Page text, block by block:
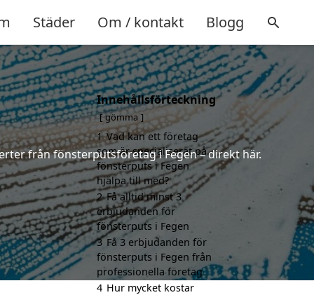
Städer Om / kontakt Blogg
från fönsterputsföretag i Fegen – direkt här.
Innehållsförteckning
gömma
1 Vad kan ett företag
som är specialiserat på
fönsterputs i Fegen
hjälpa till med?
2 Få alltid minst 3
erbjudanden för
fönsterputs i Fegen
3 Få 3 erbjudanden för
fönsterputs i Fegen från
professionella företag
4 Hur mycket kostar